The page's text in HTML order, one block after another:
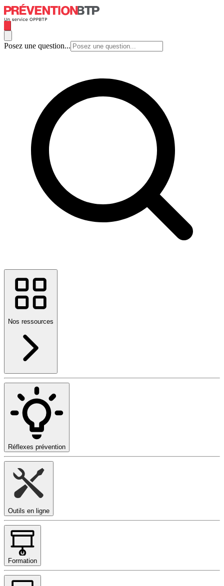
Posez une question...
Nos ressources
Réflexes prévention
Outils en ligne
Formation